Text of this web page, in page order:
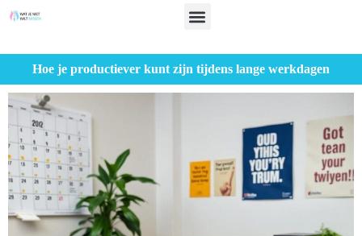
Hoe je productiever kunt zijn tijdens lange werkdagen